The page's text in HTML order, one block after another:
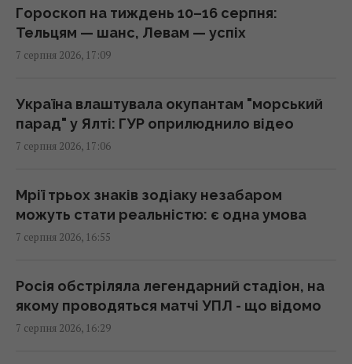
провів "морський парад" у Ялті
16:31 п'ятниця, 07 серпня 2026
Wildberries боляче бʼють по РФ, - Die Welt
16:22 п'ятниця, 07 серпня 2026
що робити, якщо ціна в чеку вища за цінник
16:18 п'ятниця, 07 серпня 2026
як собаки: ось що виявила наука
16:17 п'ятниця, 07 серпня 2026
Гороскоп на тиждень 10–16 серпня:
Тельцям — шанс, Левам — успіх
7 серпня 2026, 17:09
Україна влаштувала окупантам "морський
парад" у Ялті: ГУР оприлюднило відео
7 серпня 2026, 17:06
Мрії трьох знаків зодіаку незабаром
можуть стати реальністю: є одна умова
7 серпня 2026, 16:55
Росія обстріляла легендарний стадіон, на
якому проводяться матчі УПЛ - що відомо
7 серпня 2026, 16:29